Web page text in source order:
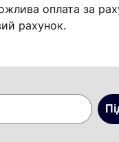
оплата за
рахунок.